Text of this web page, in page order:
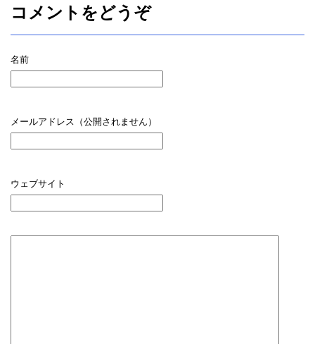
コメントをどうぞ
名前
メールアドレス（公開されません）
ウェブサイト